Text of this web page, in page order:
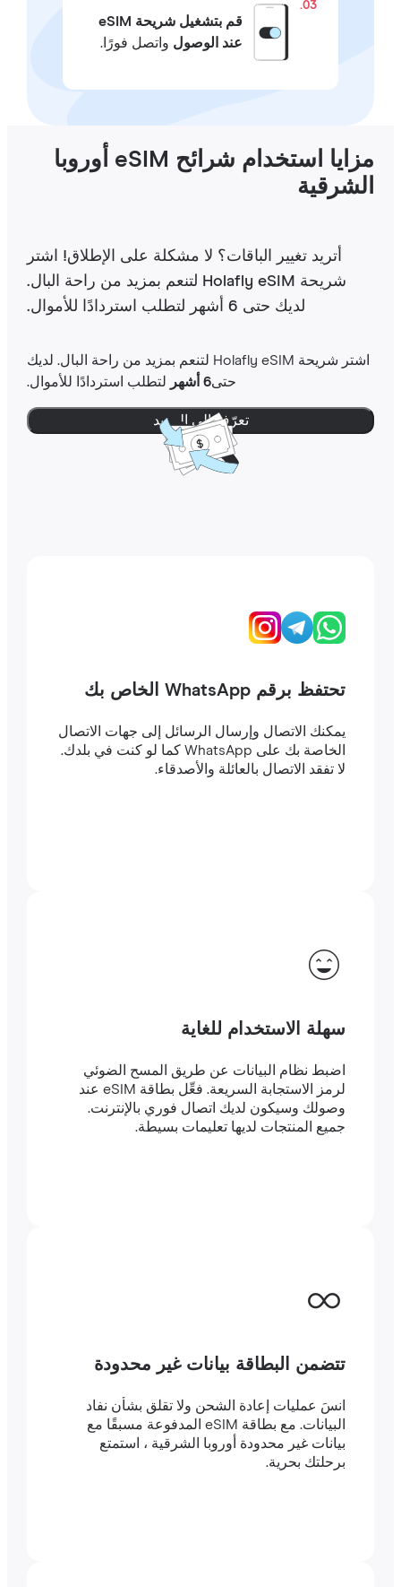
قم بتشغيل شريحة eSIM
عند الوصولواتصل فورًا.
مزايا استخدام شرائح eSIM أوروبا
أتريد تغيير الباقات؟ لا مشكلة على الإطلاق! اشتر
شريحة Holafly eSIM لتنعم بمزيد من راحة البال.
لديك حتى 6 أشهر لتطلب استردادًا للأموال.
اشتر شريحة Holafly eSIM لتنعم بمزيد من راحة البال. لديك
لتطلب استردادًا للأموال.
تعرّف إلى المزيد
تحتفظ برقم WhatsApp الخاص بك
يمكنك الاتصال وإرسال الرسائل إلى جهات الاتصال
الخاصة بك على WhatsApp كما لو كنت في بلدك.
لا تفقد الاتصال بالعائلة والأصدقاء.
سهلة الاستخدام للغاية
اضبط نظام البيانات عن طريق المسح الضوئي
لرمز الاستجابة السريعة. فعِّل بطاقة eSIM عند
وصولك وسيكون لديك اتصال فوري بالإنترنت.
جميع المنتجات لديها تعليمات بسيطة.
تتضمن البطاقة بيانات غير محدودة
انسَ عمليات إعادة الشحن ولا تقلق بشأن نفاد
البيانات. مع بطاقة eSIM المدفوعة مسبقًا مع
بيانات غير محدودة أوروبا الشرقية ، استمتع
برحلتك بحرية.